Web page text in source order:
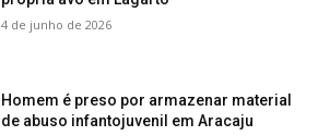
4 de junho de 2026
Homem é preso por armazenar material
de abuso infantojuvenil em Aracaju